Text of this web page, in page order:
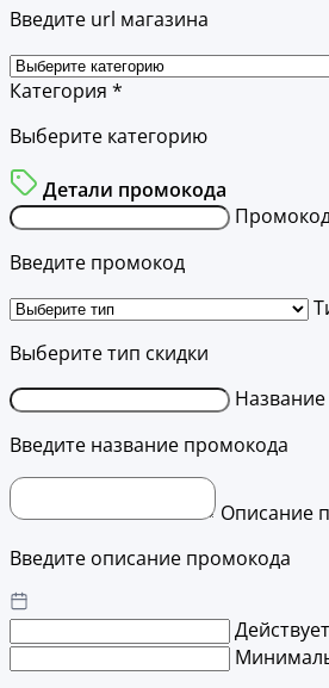
Введите url магазина
Категория *
Выберите категорию
Детали промокода
Введите промокод
Выберите тип скидки
Введите название промокода
Описание
Введите описание промокода